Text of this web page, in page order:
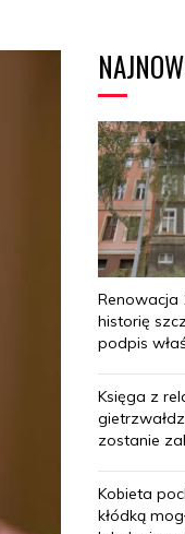
Renowacja
historię
podpis
Księga z
zostanie
Kobieta
kłódką